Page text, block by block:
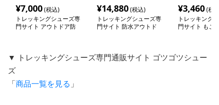
¥7,000(税込)
トレッキングシューズ専
門サイト アウトドア防
¥14,880(税込)
トレッキングシューズ専
門サイト 防水アウトド
¥3,460(税
トレッキング
門サイト もこ
▼ トレッキングシューズ専門通販サイト ゴツゴツシュー
ズ
「商品一覧を見る 」